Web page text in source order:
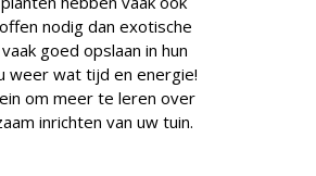
nodig dan exotische
goed opslaan in hun
weer wat tijd en energie!
om meer te leren over
inrichten van uw tuin.